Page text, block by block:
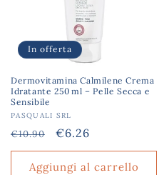
In offerta
Dermovitamina Calmilene Crema
Idratante 250 ml – Pelle Secca e
Sensibile
Produttore:
PASQUALI SRL
Prezzo
di
listino
€10.90
Prezzo
scontato
€6.26
Aggiungi al carrello